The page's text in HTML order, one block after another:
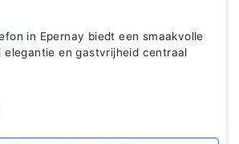
in Epernay biedt een smaakvolle
elegantie en gastvrijheid centraal